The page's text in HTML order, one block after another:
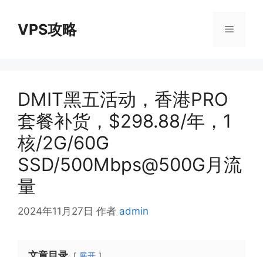
VPS攻略 菜
DMIT黑五活动，香港PRO
套餐补货，$298.88/年，1
核/2G/60G
SSD/500Mbps@500G月流
量
2024年11月27日 作者 admin